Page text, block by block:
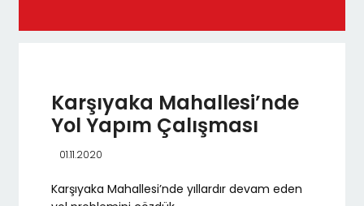
Karşıyaka Mahallesi’nde
Yol Yapım Çalışması
01.11.2020
Karşıyaka Mahallesi’nde yıllardır devam eden